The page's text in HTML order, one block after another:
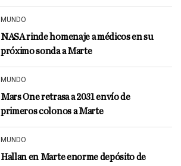
MUNDO
NASA rinde homenaje a médicos en su
próximo sonda a Marte
MUNDO
Mars One retrasa a 2031 envío de
primeros colonos a Marte
MUNDO
Hallan en Marte enorme depósito de